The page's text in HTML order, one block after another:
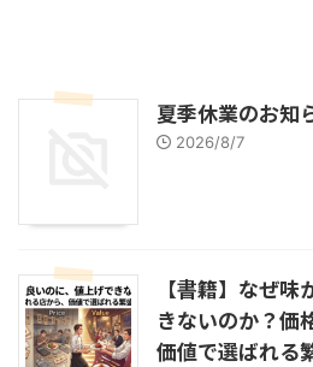
夏季休業のお知
2026/8/7
【書籍】なぜ
きないのか？価
価値で選ばれる